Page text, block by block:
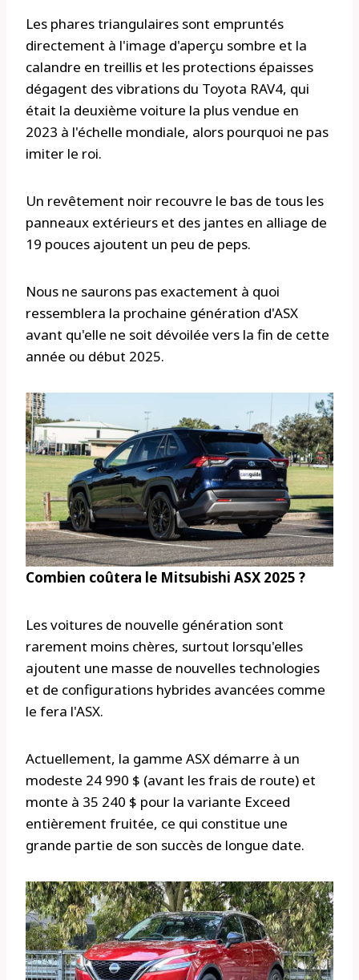
Les phares triangulaires sont empruntés
directement à l'image d'aperçu sombre et la
calandre en treillis et les protections épaisses
dégagent des vibrations du Toyota RAV4, qui
était la deuxième voiture la plus vendue en
2023 à l'échelle mondiale, alors pourquoi ne pas
imiter le roi.
Un revêtement noir recouvre le bas de tous les
panneaux extérieurs et des jantes en alliage de
19 pouces ajoutent un peu de peps.
Nous ne saurons pas exactement à quoi
ressemblera la prochaine génération d'ASX
avant qu'elle ne soit dévoilée vers la fin de cette
année ou début 2025.
Combien coûtera le Mitsubishi ASX 2025 ?
Les voitures de nouvelle génération sont
rarement moins chères, surtout lorsqu'elles
ajoutent une masse de nouvelles technologies
et de configurations hybrides avancées comme
le fera l'ASX.
Actuellement, la gamme ASX démarre à un
modeste 24 990 $ (avant les frais de route) et
monte à 35 240 $ pour la variante Exceed
entièrement fruitée, ce qui constitue une
grande partie de son succès de longue date.